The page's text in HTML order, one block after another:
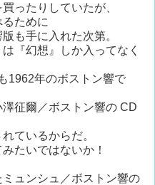
ったりしていたが、
ために
も手に入れた次第。
『幻想』しか入ってなく
1962年のボストン響で
征爾／ボストン響の CD
ているからだ。
たいではないか！
ュンシュ／ボストン響の